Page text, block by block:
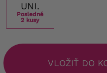
UNI.
Posledné
2 kusy
VLOŽIŤ DO